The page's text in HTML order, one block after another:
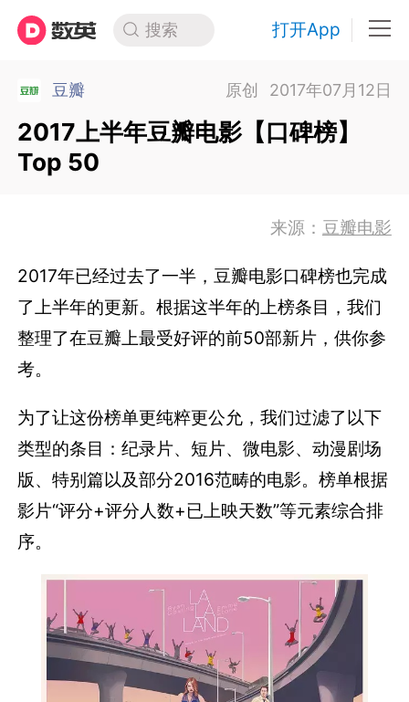
搜索 打开App
豆瓣 原创 2017年07月12日
2017上半年豆瓣电影【口碑榜】
Top 50
来源： 豆瓣电影
2017年已经过去了一半，豆瓣电影口碑榜也完成
了上半年的更新。根据这半年的上榜条目，我们
整理了在豆瓣上最受好评的前50部新片，供你参
考。
为了让这份榜单更纯粹更公允，我们过滤了以下
类型的条目：纪录片、短片、微电影、动漫剧场
版、特别篇以及部分2016范畴的电影。榜单根据
影片“评分+评分人数+已上映天数”等元素综合排
序。